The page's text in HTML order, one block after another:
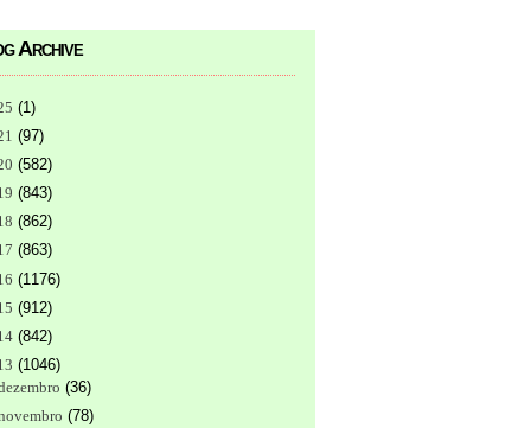
Archive
(1 )
(97)
(582)
(843)
(862)
(863)
(1176)
(912)
(842)
(1046)
(36)
(78)